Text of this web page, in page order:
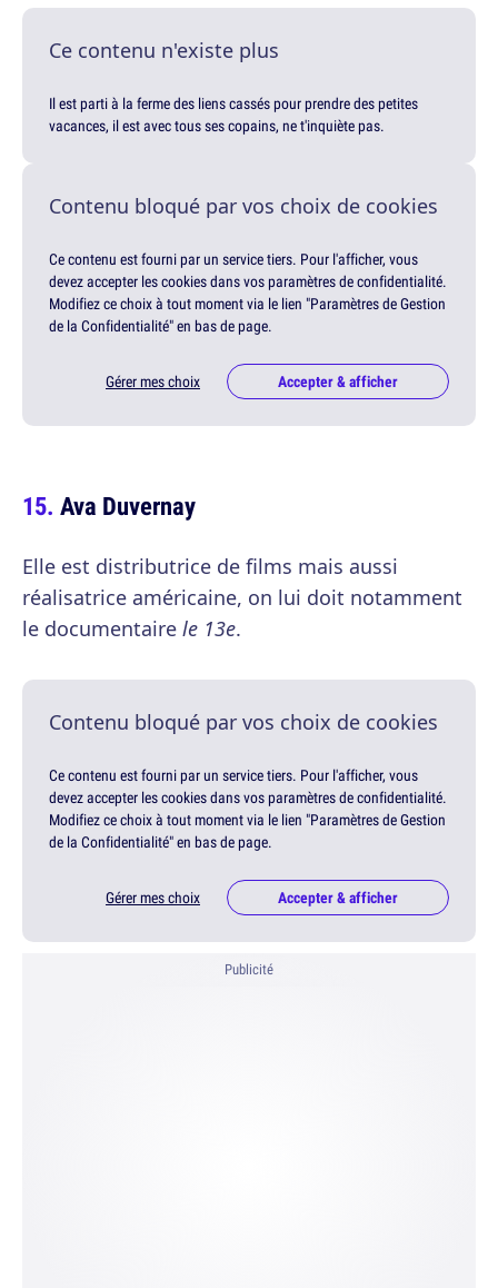
Ce contenu n'existe plus
Il est parti à la ferme des liens cassés pour prendre des petites
vacances, il est avec tous ses copains, ne t'inquiète pas.
Contenu bloqué par vos choix de cookies
Ce contenu est fourni par un service tiers. Pour l'afficher, vous
devez accepter les cookies dans vos paramètres de confidentialité.
Modifiez ce choix à tout moment via le lien "Paramètres de Gestion
de la Confidentialité" en bas de page.
Gérer mes choix Accepter & afficher
Ava Duvernay
Elle est distributrice de films mais aussi
réalisatrice américaine, on lui doit notamment
le documentaire le 13e.
Contenu bloqué par vos choix de cookies
Ce contenu est fourni par un service tiers. Pour l'afficher, vous
devez accepter les cookies dans vos paramètres de confidentialité.
Modifiez ce choix à tout moment via le lien "Paramètres de Gestion
de la Confidentialité" en bas de page.
Gérer mes choix Accepter & afficher
Publicité